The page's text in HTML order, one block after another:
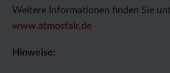
Weitere Informationen finden Sie
www.atmosfair.de
Hinweise: